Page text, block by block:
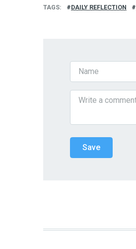
TAGS DAILY REFLECTION